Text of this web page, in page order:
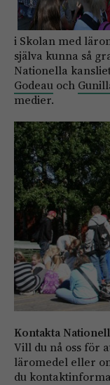
i Skolan med
själva kunna så
Nationella
Godeau och
medier.
Kontakta
Vill du nå oss för
läromedel eller
du